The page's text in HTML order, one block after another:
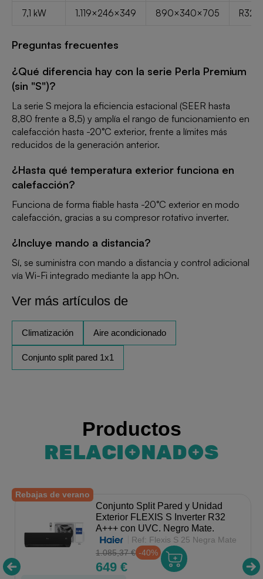
7,1 kW 1.119×246×349 890×340×705 R32
Preguntas frecuentes
¿Qué diferencia hay con la serie Perla Premium
(sin "S")?
La serie S mejora la eficiencia estacional (SEER hasta
8,80 frente a 8,5) y amplía el rango de funcionamiento en
calefacción hasta -20°C exterior, frente a límites más
reducidos de la generación anterior.
¿Hasta qué temperatura exterior funciona en
calefacción?
Funciona de forma fiable hasta -20°C exterior en modo
calefacción, gracias a su compresor rotativo inverter.
¿Incluye mando a distancia?
Sí, se suministra con mando a distancia y control adicional
vía Wi-Fi integrado mediante la app hOn.
Ver más artículos de
Climatización Aire acondicionado
Conjunto split pared 1x1
Productos
RELACIONADOS
Rebajas de verano
Conjunto Split Pared y Unidad
Exterior FLEXIS S Inverter R32
A+++ con UVC. Negro Mate.
Ref: Flexis S 25 Negra Mate
1.085,37 € -40%
649 €